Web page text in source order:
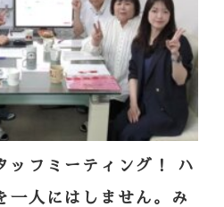
ッフミーティング！ ハ
一人にはしません。み